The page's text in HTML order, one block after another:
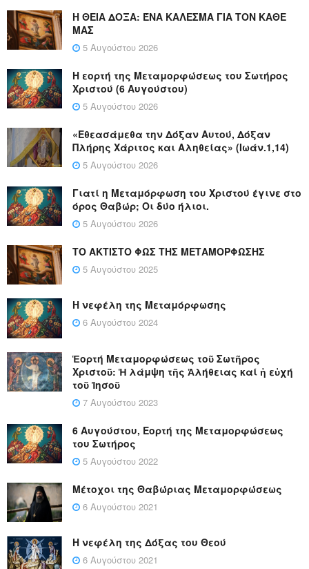
Η ΘΕΙΑ ΔΟΞΑ: ΈΝΑ ΚΑΛΕΣΜΑ ΓΙΑ ΤΟΝ ΚΑΘΕ
ΜΑΣ
5 Αυγούστου 2026
Η εορτή της Μεταμορφώσεως του Σωτήρος
Χριστού (6 Αυγούστου)
5 Αυγούστου 2026
«Εθεασάμεθα την Δόξαν Αυτού, Δόξαν
Πλήρης Χάριτος και Αληθείας» (Ιωάν.1,14)
5 Αυγούστου 2026
Γιατί η Μεταμόρφωση του Χριστού έγινε στο
όρος Θαβώρ; Οι δύο ήλιοι.
5 Αυγούστου 2026
ΤΟ ΑΚΤΙΣΤΟ ΦΩΣ ΤΗΣ ΜΕΤΑΜΟΡΦΩΣΗΣ
5 Αυγούστου 2025
Η νεφέλη της Μεταμόρφωσης
6 Αυγούστου 2024
Ἑορτή Μεταμορφώσεως τοῦ Σωτῆρος
Χριστοῦ: Ἡ λάμψη τῆς Ἀλήθειας καί ἡ εὐχή
τοῦ Ἰησοῦ
7 Αυγούστου 2023
6 Αυγούστου, Εορτή της Μεταμορφώσεως
του Σωτήρος
5 Αυγούστου 2022
Μέτοχοι της Θαβώριας Μεταμορφώσεως
6 Αυγούστου 2021
Η νεφέλη της Δόξας του Θεού
6 Αυγούστου 2021